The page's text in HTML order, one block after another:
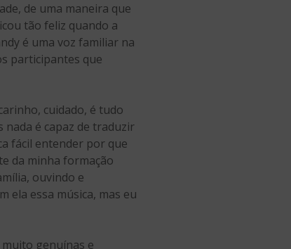
de uma maneira que
tão feliz quando a
é uma voz familiar na
participantes que
cuidado, é tudo
é capaz de traduzir
fácil entender por que
da minha formação
ouvindo e
ela essa música, mas eu
muito genuínas e